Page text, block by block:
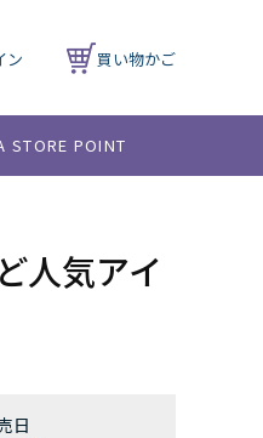
ン 買い物かご
STORE POINT
人気アイ
日